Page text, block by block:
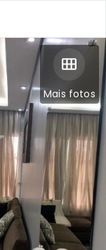
Mais fotos